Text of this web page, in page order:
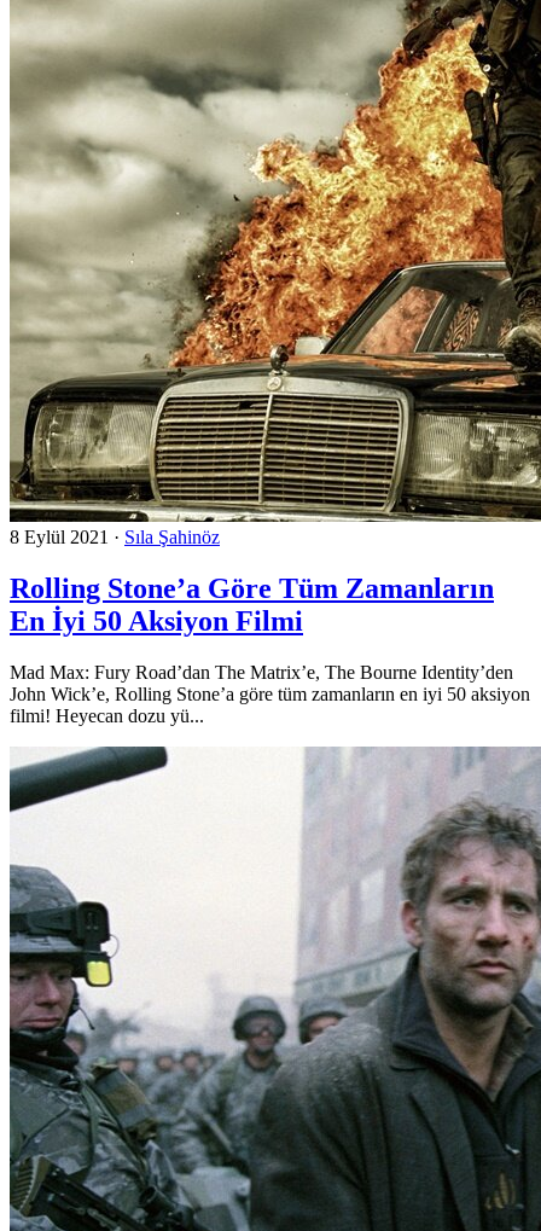
8 Eylül 2021 · Sıla Şahinöz
Rolling Stone’a Göre Tüm Zamanların
En İyi 50 Aksiyon Filmi
Mad Max: Fury Road’dan The Matrix’e, The Bourne Identity’den
John Wick’e, Rolling Stone’a göre tüm zamanların en iyi 50 aksiyon
filmi! Heyecan dozu yü...